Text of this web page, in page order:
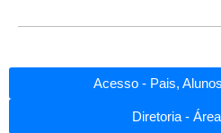
Acesso - Pais,
Diretoria -